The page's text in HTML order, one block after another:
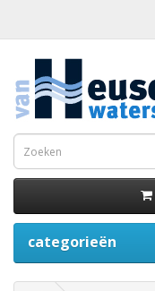
categorieën